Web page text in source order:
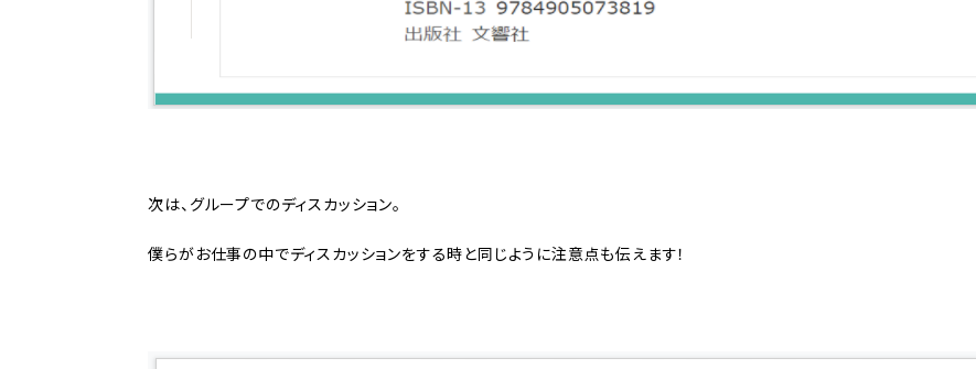
次は、グループでのディスカッション。
僕らがお仕事の中でディスカッションをする時と同じように注意点も伝えます！